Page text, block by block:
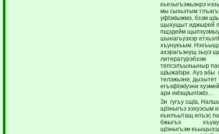
къезыгъэжьэнрэ
мы сыхьэтым
уфIэкIыжмэ, бзэм
щыхущыт иджырей
пщэдейм
шынагъуэхэр
хъунукъым.
ахэрагъэнущ зыуэ
литературэбзэм
тепсэлъыхьыныр
щIыжаIэри. Ауэ абы
телэжьэни, дызытет
егъэфIэкIуэни
ари икIэщIыпIэкIэ…
Зи гугъу сщIа,
щIэныгъэ зэхуэсым
къилъытащ илъэс
бжыгъэ хъуауэ
щIэныгъэм